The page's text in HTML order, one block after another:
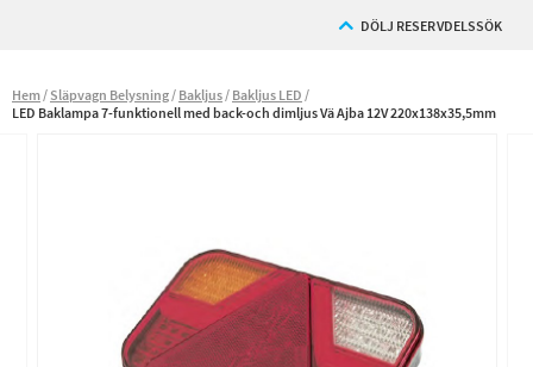
DÖLJ RESERVDELSSÖK
Hem Släpvagn Belysning Bakljus Bakljus LED
LED Baklampa 7-funktionell med back-och dimljus Vä Ajba 12V 220x138x35,5mm